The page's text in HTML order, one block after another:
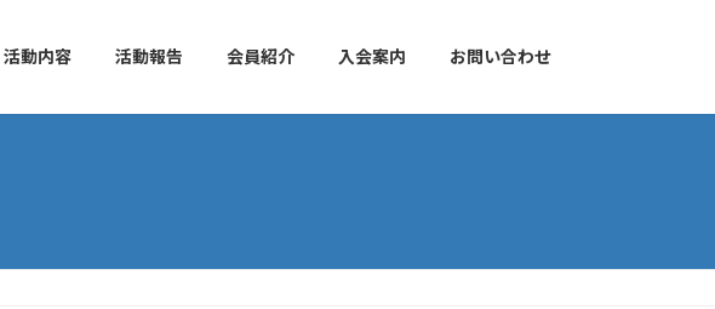
活動内容 活動報告 会員紹介 入会案内 お問い合わせ